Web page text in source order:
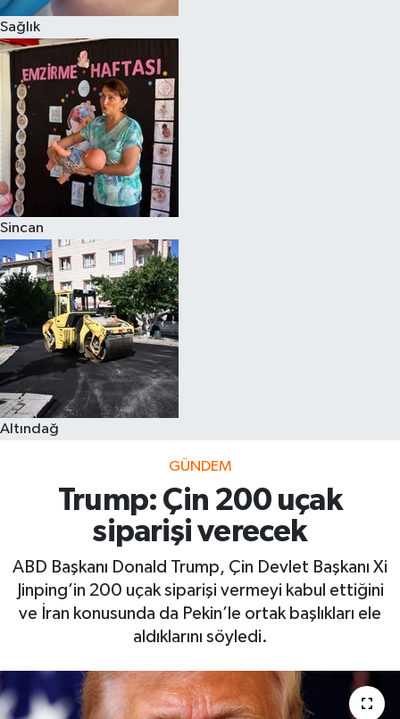
Sağlık
Sincan
Altındağ
GÜNDEM
Trump: Çin 200 uçak
siparişi verecek
ABD Başkanı Donald Trump, Çin Devlet Başkanı Xi
Jinping’in 200 uçak siparişi vermeyi kabul ettiğini
ve İran konusunda da Pekin’le ortak başlıkları ele
aldıklarını söyledi.